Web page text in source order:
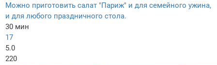
Можно приготовить салат "Париж" и для семейного ужина,
и для любого праздничного стола.
30 мин
17
5.0
220